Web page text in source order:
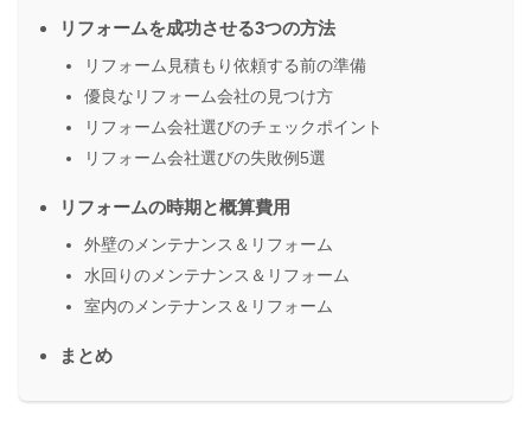
リフォームを成功させる3つの方法
リフォーム見積もり依頼する前の準備
優良なリフォーム会社の見つけ方
リフォーム会社選びのチェックポイント
リフォーム会社選びの失敗例5選
リフォームの時期と概算費用
外壁のメンテナンス＆リフォーム
水回りのメンテナンス＆リフォーム
室内のメンテナンス＆リフォーム
まとめ